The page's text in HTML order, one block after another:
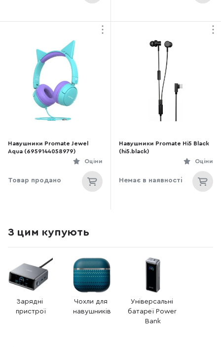
Навушники Promate Jewel
Aqua (6959144058979)
Оціни
Товар продано
Навушники Promate Hi5 Black
(hi5.black)
Оціни
Немає в наявності
З цим купують
Зарядні
пристрої
Чохли для
навушників
Універсальні
батареї Power
Bank